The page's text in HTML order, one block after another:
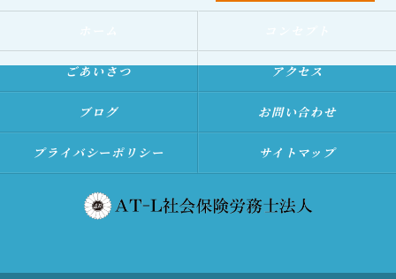
ごあいさつ アクセス
ブログ お問い合わせ
プライバシーポリシー サイトマップ